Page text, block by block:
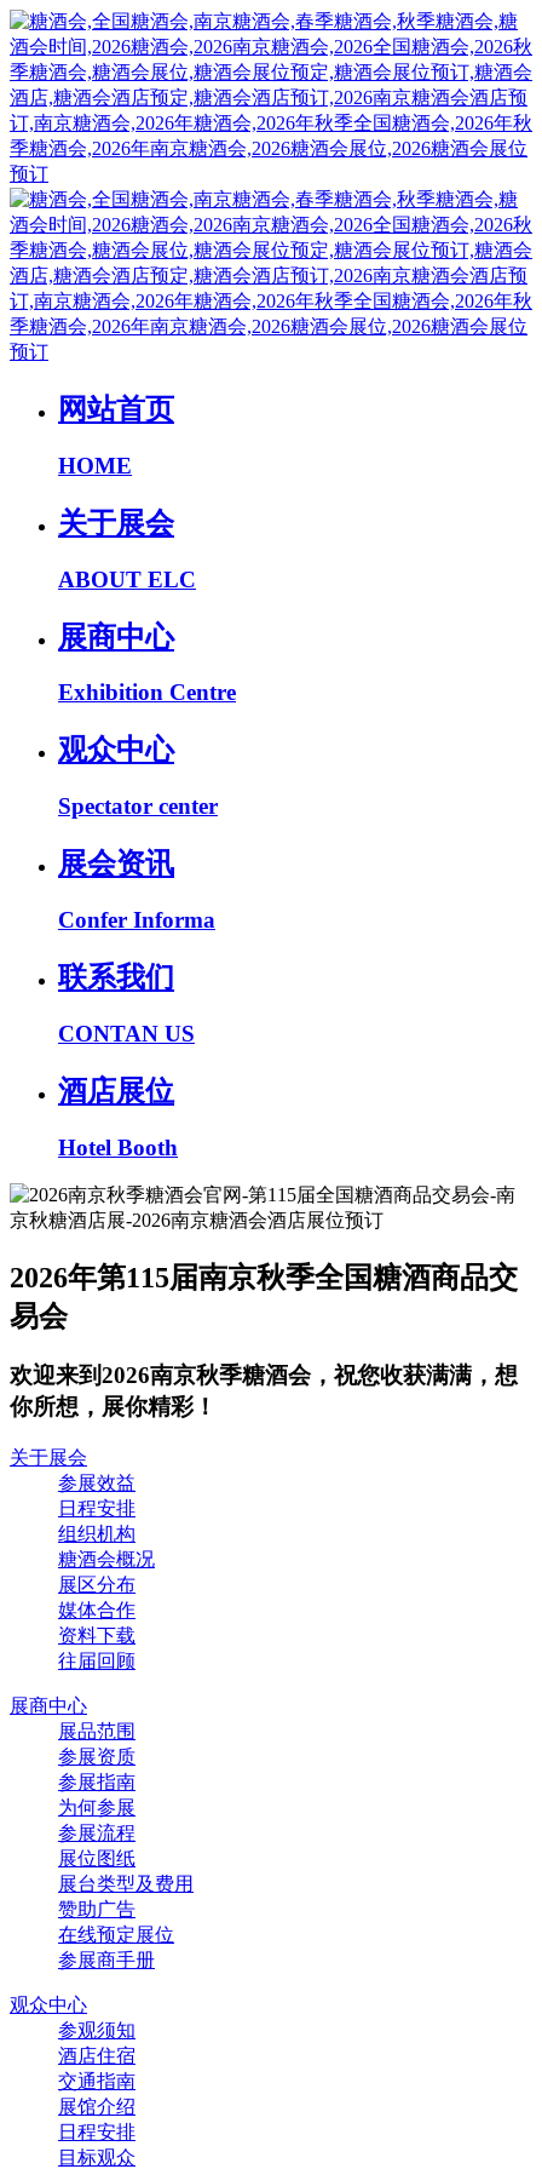
网站首页
HOME
关于展会
ABOUT ELC
展商中心
Exhibition Centre
观众中心
Spectator center
展会资讯
Confer Informa
联系我们
CONTAN US
酒店展位
Hotel Booth
2026年第115届南京秋季全国糖酒商品交
易会
欢迎来到2026南京秋季糖酒会，祝您收获满满，想
你所想，展你精彩！
关于展会
参展效益
日程安排
组织机构
糖酒会概况
展区分布
媒体合作
资料下载
往届回顾
展商中心
展品范围
参展资质
参展指南
为何参展
参展流程
展位图纸
展台类型及费用
赞助广告
在线预定展位
参展商手册
观众中心
参观须知
酒店住宿
交通指南
展馆介绍
日程安排
目标观众